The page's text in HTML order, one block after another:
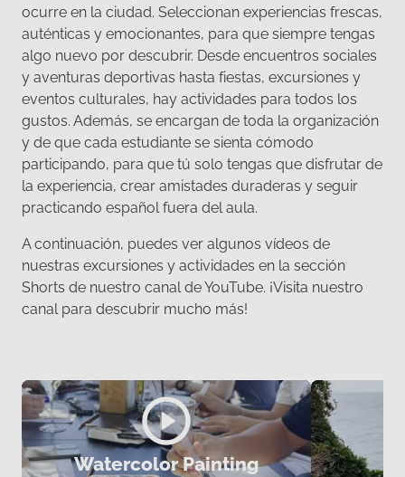
ocurre en la ciudad. Seleccionan experiencias frescas,
auténticas y emocionantes, para que siempre tengas
algo nuevo por descubrir. Desde encuentros sociales
y aventuras deportivas hasta fiestas, excursiones y
eventos culturales, hay actividades para todos los
gustos. Además, se encargan de toda la organización
y de que cada estudiante se sienta cómodo
participando, para que tú solo tengas que disfrutar de
la experiencia, crear amistades duraderas y seguir
practicando español fuera del aula.
A continuación, puedes ver algunos vídeos de
nuestras excursiones y actividades en la sección
Shorts de nuestro canal de YouTube. ¡Visita nuestro
canal para descubrir mucho más!
Watercolor Painting